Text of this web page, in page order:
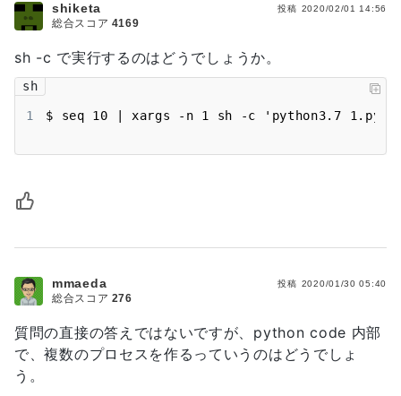
sh -c で実行するのはどうでしょうか。
sh
1 $ seq 10 | xargs -n 1 sh -c 'python3.7 1.py
投稿 2020/02/01 14:56
shiketa
総合スコア 4169
質問の直接の答えではないですが、python code 内部
で、複数のプロセスを作るっていうのはどうでしょ
う。
投稿 2020/01/30 05:40
mmaeda
総合スコア 276